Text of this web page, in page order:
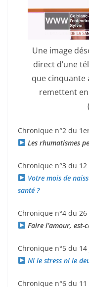
Une image
direct d’une
que cinquante
remettent
Chronique n°2 du
Les rhumatismes
Chronique n°3 du
Votre mois de
santé ?
Chronique n°4 du
Faire l’amour, est-
Chronique n°5 du
Ni le stress ni le
Chronique n°6 du